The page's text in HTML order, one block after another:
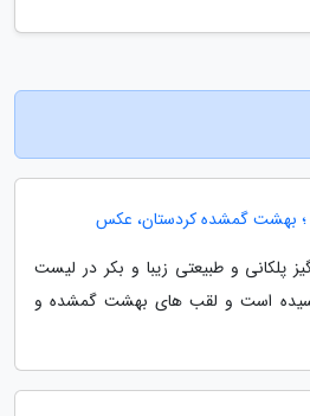
؛ بهشت گمشده کردستان، عکس
پلکانی و طبیعتی زیبا و بکر در لیست
است و لقب های بهشت گمشده و